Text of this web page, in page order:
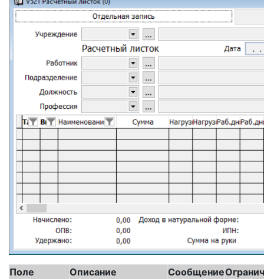
Поле Описание
Сообщение